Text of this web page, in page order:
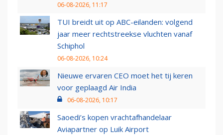
06-08-2026, 11:17
TUI breidt uit op ABC-eilanden: volgend
jaar meer rechtstreekse vluchten vanaf
Schiphol
06-08-2026, 10:24
Nieuwe ervaren CEO moet het tij keren
voor geplaagd Air India
06-08-2026, 10:17
Saoedi’s kopen vrachtafhandelaar
Aviapartner op Luik Airport